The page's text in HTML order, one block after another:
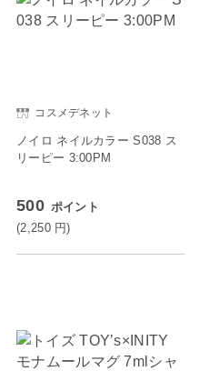
コスメデネット
ノイロ ネイルカラー S038 ス
リーピー 3:00PM
500 ポイント
(2,250 円)